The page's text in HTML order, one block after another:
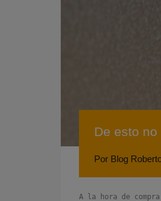
De esto no
Por Blog
A la hora de